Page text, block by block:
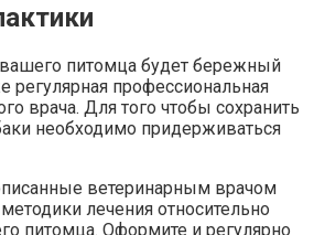
питомца будет бережный
регулярная профессиональная
врача. Для того чтобы сохранить
необходимо придерживаться
ветеринарным врачом
лечения относительно
питомца. Оформите и регулярно